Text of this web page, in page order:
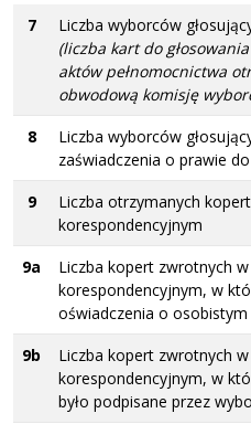
7
Liczba wyborców
(liczba kart do
aktów pełnomocnictwa
obwodową komisję
8
Liczba wyborców
zaświadczenia o prawie
9
Liczba otrzymanych
korespondencyjnym
9a
Liczba kopert zwrotnych w
korespondencyjnym, w
oświadczenia o
9b
Liczba kopert zwrotnych w
korespondencyjnym, w
było podpisane przez